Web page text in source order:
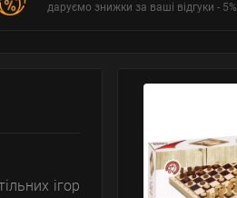
даруємо знижки за ваші відгуки - 5%
ігор